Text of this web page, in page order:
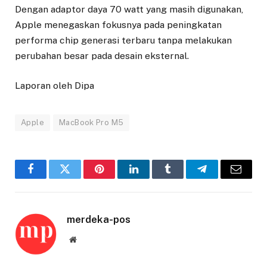
Dengan adaptor daya 70 watt yang masih digunakan,
Apple menegaskan fokusnya pada peningkatan
performa chip generasi terbaru tanpa melakukan
perubahan besar pada desain eksternal.
Laporan oleh Dipa
Apple MacBook Pro M5
FacebookTwitter PinterestLinkedInTumblr TelegramEmail
merdeka-pos
Website